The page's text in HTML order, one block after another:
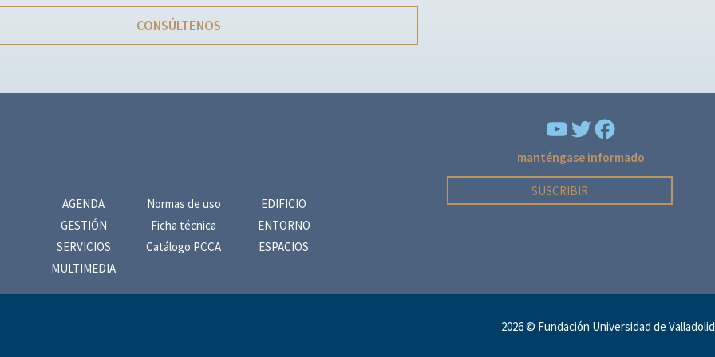
CONSÚLTENOS
AGENDA
GESTIÓN
SERVICIOS
MULTIMEDIA
Normas de uso
Ficha técnica
Catálogo PCCA
EDIFICIO
ENTORNO
ESPACIOS
YouTubeFacebook
manténgase informado
SUSCRIBIR
2026 © Fundación Universidad de Valladolid